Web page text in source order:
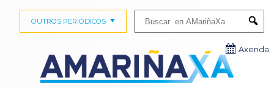
OUTROS PERIÓDICOS
Axenda